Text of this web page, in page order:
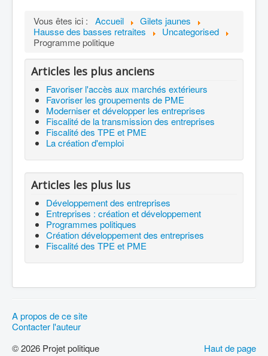
Vous êtes ici : Accueil
Gilets jaunes
Hausse des basses retraites
Uncategorised
Programme politique
Articles les plus anciens
Favoriser l'accès aux marchés extérieurs
Favoriser les groupements de PME
Moderniser et développer les entreprises
Fiscalité de la transmission des entreprises
Fiscalité des TPE et PME
La création d'emploi
Articles les plus lus
Développement des entreprises
Entreprises : création et développement
Programmes politiques
Création développement des entreprises
Fiscalité des TPE et PME
A propos de ce site
Contacter l'auteur
Haut de page
© 2026 Projet politique